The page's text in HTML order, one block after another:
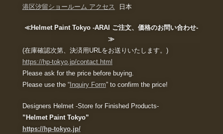
港区汐留ショールーム アクセス
日本
≪Helmet Paint Tokyo -ARAI ご注文、価格のお問い合わせ-
≫
(在庫確認次第、決済用URLをお送りいたします。)
https://hp-tokyo.jp/contact.html
Please ask for the price before buying.
Please use the “Inquiry Form” to confirm the price!
Designers Helmet -Store for Finished Products-
” Helmet Paint Tokyo”
https://hp-tokyo.jp/